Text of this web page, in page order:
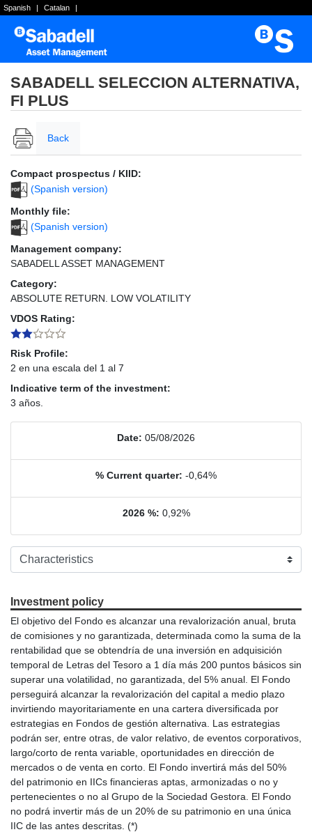
Spanish | Catalan |
SABADELL SELECCION ALTERNATIVA,
FI PLUS
Back
Compact prospectus / KIID:
(Spanish version)
Monthly file:
(Spanish version)
Management company:
SABADELL ASSET MANAGEMENT
Category:
ABSOLUTE RETURN. LOW VOLATILITY
VDOS Rating:
Risk Profile:
2 en una escala del 1 al 7
Indicative term of the investment:
3 años.
Date: 05/08/2026
% Current quarter: -0,64%
2026 %: 0,92%
Investment policy
El objetivo del Fondo es alcanzar una revalorización anual, bruta
de comisiones y no garantizada, determinada como la suma de la
rentabilidad que se obtendría de una inversión en adquisición
temporal de Letras del Tesoro a 1 día más 200 puntos básicos sin
superar una volatilidad, no garantizada, del 5% anual. El Fondo
perseguirá alcanzar la revalorización del capital a medio plazo
invirtiendo mayoritariamente en una cartera diversificada por
estrategias en Fondos de gestión alternativa. Las estrategias
podrán ser, entre otras, de valor relativo, de eventos corporativos,
largo/corto de renta variable, oportunidades en dirección de
mercados o de venta en corto. El Fondo invertirá más del 50%
del patrimonio en IICs financieras aptas, armonizadas o no y
pertenecientes o no al Grupo de la Sociedad Gestora. El Fondo
no podrá invertir más de un 20% de su patrimonio en una única
IIC de las antes descritas. (*)